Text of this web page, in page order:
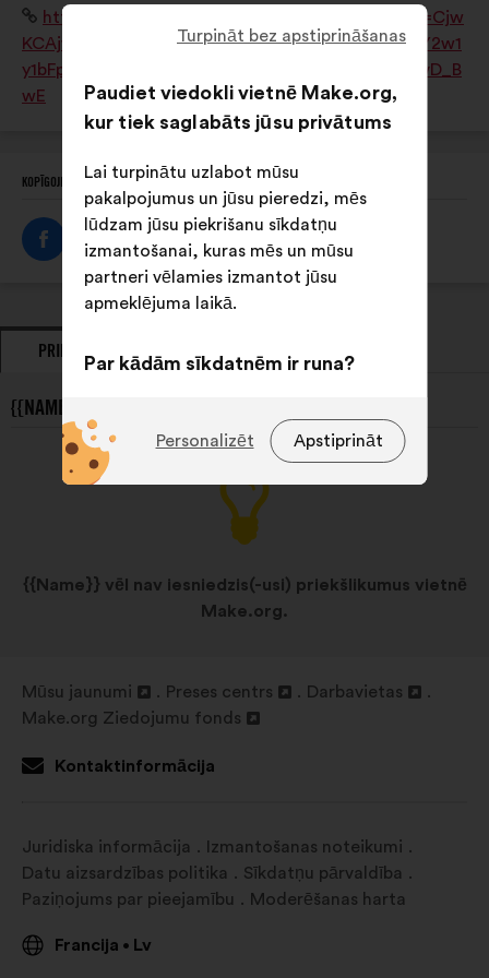
Master européen de Paysagiste-Concepteur. L'ESAJ
est une association loi 1901 du Groupe SOS.
Interneta
vietne:
https://www.esaj.asso.fr/?gad_source=1&gclid=Cjw
KCAjw0aS3BhA3EiwAKaD2ZaczLLz9quY8DwjmMY2w1
y1bFpfvoivv8uxVccxLXukgmr2Y3BXPBxoCaQQQAvD_B
wE
KOPĪGOJIET ŠO PROFILU
PRIEKŠLIKUMI VIEDOKĻI
{{NAME}} JAUNĀKIE PRIEKŠLIKUMI:
{{Name}} vēl nav iesniedzis(-usi) priekšlikumus vietnē
Make.org.
Mūsu jaunumi
Atvērt
cilnē
Preses centrs
cilnē
Darbavietas
Make.org Ziedojumu fonds
jaunā
Kontaktinformācija
Juridiska informācija
Izmantošanas noteikumi
Datu aizsardzības politika
Sīkdatņu pārvaldība
Paziņojums par pieejamību
Moderēšanas harta
Francija • Lv
Turpināt bez apstiprināšanas
Paudiet viedokli vietnē Make.org,
kur tiek saglabāts jūsu privātums
Lai turpinātu uzlabot mūsu
pakalpojumus un jūsu pieredzi, mēs
lūdzam jūsu piekrišanu sīkdatņu
izmantošanai, kuras mēs un mūsu
partneri vēlamies izmantot jūsu
apmeklējuma laikā.
Par kādām sīkdatnēm ir runa?
sīkdatnes, kas ir būtiski vietnes
Ar preferencēm saistītās:
sīkdatnes, lai uzlabotu jūsu
pieredzi, pārlūkojot vietni
Ar statistiku saistītās:sīkdatnes,
lai apkopotā veidā bagātinātu
Ar sociālajiem tīkliem saistītās:
sīkdatnes, kas palīdz mums
Apstiprināt
Personalizēt